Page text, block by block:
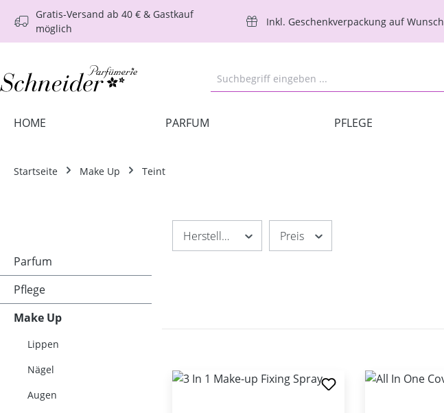
Hauptinhalt springen
Zur Suche springen
Zur Hauptnavigation springen
Gratis-Versand ab 40 € & Gastkauf
möglich
Inkl. Geschenkverpackung auf Wunsch
HOME PARFUM PFLEGE
Startseite Make Up Teint
Parfum
Pflege
Make Up
Lippen
Nägel
Augen
Hersteller Preis